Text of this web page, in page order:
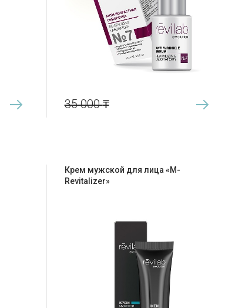
35 000₸
Крем мужской для лица «M-
Revitalizer»